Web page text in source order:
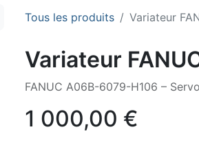
Tous les produits Variateur
Variateur
FANUC A06B-6079-H106 –
1 000,00 €